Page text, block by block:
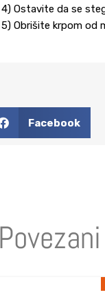
4) Ostavite da se
5) Obrišite krpom od
Facebook